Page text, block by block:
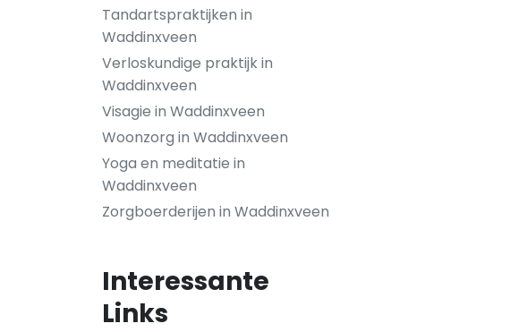
Tandartspraktijken in
Waddinxveen
Verloskundige praktijk in
Waddinxveen
Visagie in Waddinxveen
Woonzorg in Waddinxveen
Yoga en meditatie in
Waddinxveen
Zorgboerderijen in Waddinxveen
Interessante
Links